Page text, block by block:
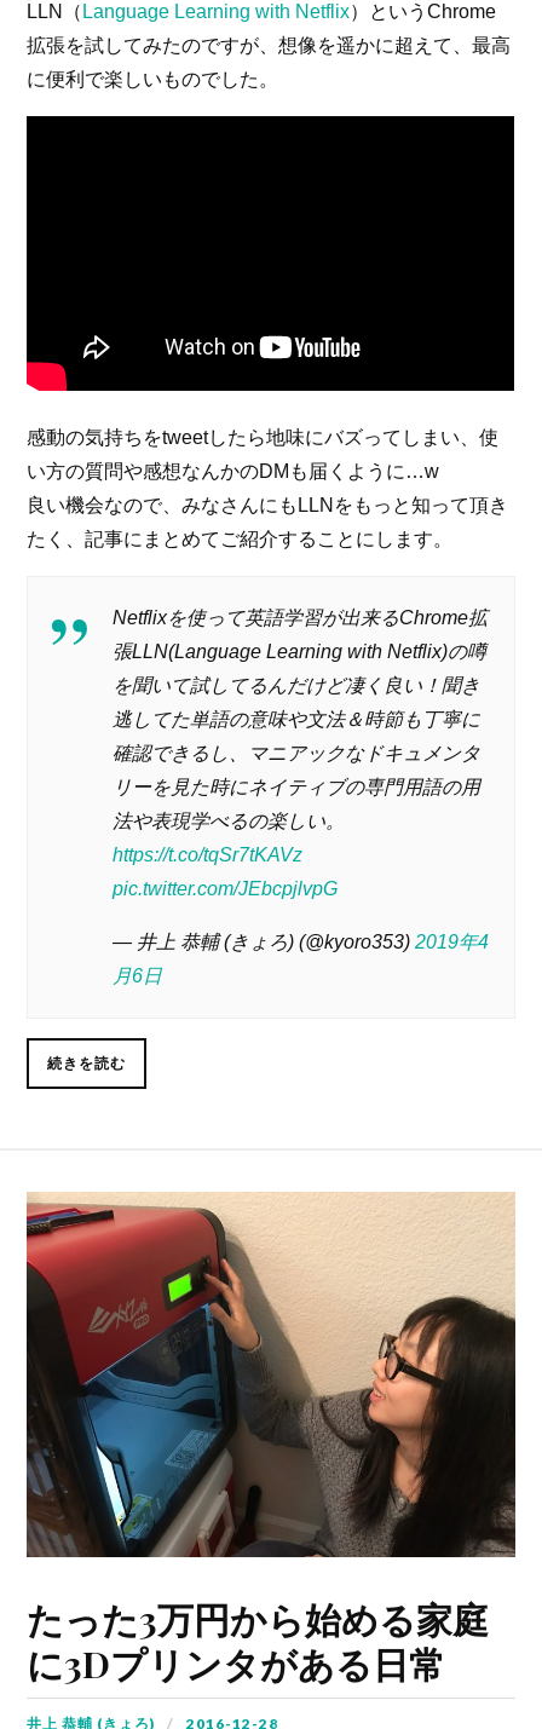
LLN（ Language Learning with Netflix）というChrome
拡張を試してみたのですが、想像を遥かに超えて、最高
に便利で楽しいものでした。
感動の気持ちをtweetしたら地味にバズってしまい、使
い方の質問や感想なんかのDMも届くように…w
良い機会なので、みなさんにもLLNをもっと知って頂き
たく、記事にまとめてご紹介することにします。
Netflixを使って英語学習が出来るChrome拡
張LLN(Language Learning with Netflix)の噂
を聞いて試してるんだけど凄く良い！聞き
逃してた単語の意味や文法＆時節も丁寧に
確認できるし、マニアックなドキュメンタ
リーを見た時にネイティブの専門用語の用
法や表現学べるの楽しい。
https://t.co/tqSr7tKAVz
pic.twitter.com/JEbcpjlvpG
— 井上 恭輔 (きょろ) (@kyoro353)2019年4
月6日
続きを読む
たった3万円から始める家庭
に3Dプリンタがある日常
井上 恭輔 (きょろ) 2016-12-28